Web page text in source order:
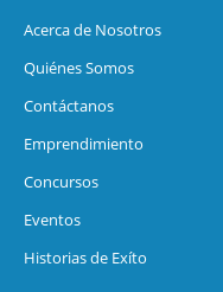
Acerca de Nosotros
Quiénes Somos
Contáctanos
Emprendimiento
Concursos
Eventos
Historias de Exíto